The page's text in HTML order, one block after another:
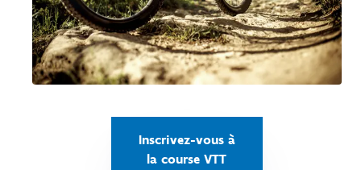
Inscrivez-vous à
la course VTT